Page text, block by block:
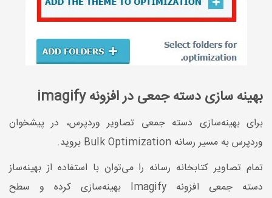
بهینه سازی دسته جمعی در افزونه imagify
برای بهینه‌سازی دسته جمعی تصاویر وردپرس، در پیشخوان
وردپرس به مسیر رسانه Bulk Optimization بروید.
تمام تصاویر کتابخانه رسانه را می‌توان با استفاده از بهینه‌ساز
دسته جمعی افزونه Imagify بهینه‌سازی کرده و سطح